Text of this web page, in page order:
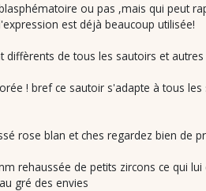
ou pas ,mais qui peut
est déjà beaucoup utilisée!
de tous les sautoirs et autres
! bref ce sautoir s'adapte à tous les
rose blan et ches regardez bien
rehaussée de petits zircons ce qui
gré des envies